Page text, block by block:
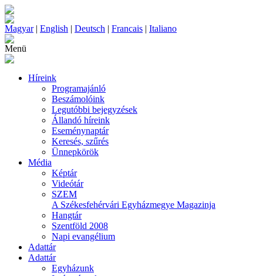
Magyar| English | Deutsch | Francais | Italiano
Menü
Híreink
Programajánló
Beszámolóink
Legutóbbi bejegyzések
Állandó híreink
Eseménynaptár
Keresés, szűrés
Ünnepkörök
Média
Képtár
Videótár
SZEM
A Székesfehérvári Egyházmegye Magazinja
Hangtár
Szentföld 2008
Napi evangélium
Adattár
Adattár
Egyházunk